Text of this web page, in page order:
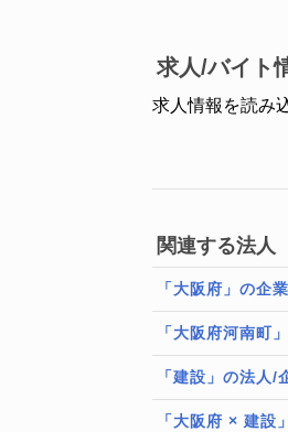
求人/バイト
求人情報を読み
関連する法人
「大阪府」の企
「大阪府河南町
「建設」の法人/
「大阪府 × 建設